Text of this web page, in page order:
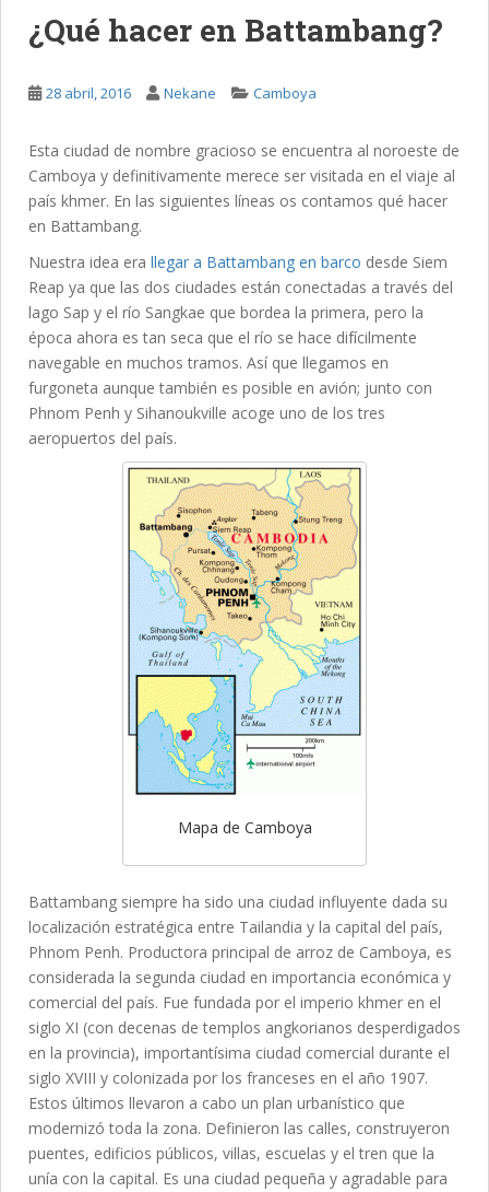
¿Qué hacer en Battambang?
28 abril, 2016 Nekane Camboya
Esta ciudad de nombre gracioso se encuentra al noroeste de
Camboya y definitivamente merece ser visitada en el viaje al
país khmer. En las siguientes líneas os contamos qué hacer
en Battambang.
Nuestra idea era llegar a Battambang en barco desde Siem
Reap ya que las dos ciudades están conectadas a través del
lago Sap y el río Sangkae que bordea la primera, pero la
época ahora es tan seca que el río se hace difícilmente
navegable en muchos tramos. Así que llegamos en
furgoneta aunque también es posible en avión; junto con
Phnom Penh y Sihanoukville acoge uno de los tres
aeropuertos del país.
Mapa de Camboya
Battambang siempre ha sido una ciudad influyente dada su
localización estratégica entre Tailandia y la capital del país,
Phnom Penh. Productora principal de arroz de Camboya, es
considerada la segunda ciudad en importancia económica y
comercial del país. Fue fundada por el imperio khmer en el
siglo XI (con decenas de templos angkorianos desperdigados
en la provincia), importantísima ciudad comercial durante el
siglo XVIII y colonizada por los franceses en el año 1907.
Estos últimos llevaron a cabo un plan urbanístico que
modernizó toda la zona. Definieron las calles, construyeron
puentes, edificios públicos, villas, escuelas y el tren que la
unía con la capital. Es una ciudad pequeña y agradable para